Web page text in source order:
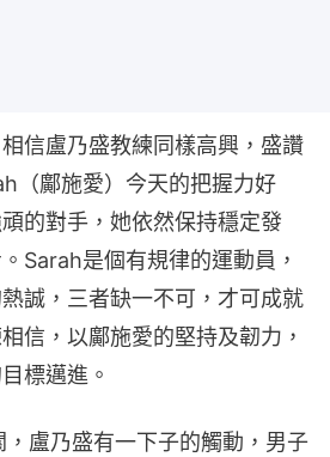
信盧乃盛教練同樣高興，盛讚
（鄺施愛）今天的把握力好
的對手，她依然保持穩定發
Sarah是個有規律的運動員，
誠，三者缺一不可，才可成就
信，以鄺施愛的堅持及韌力，
標邁進。
盧乃盛有一下子的觸動，男子